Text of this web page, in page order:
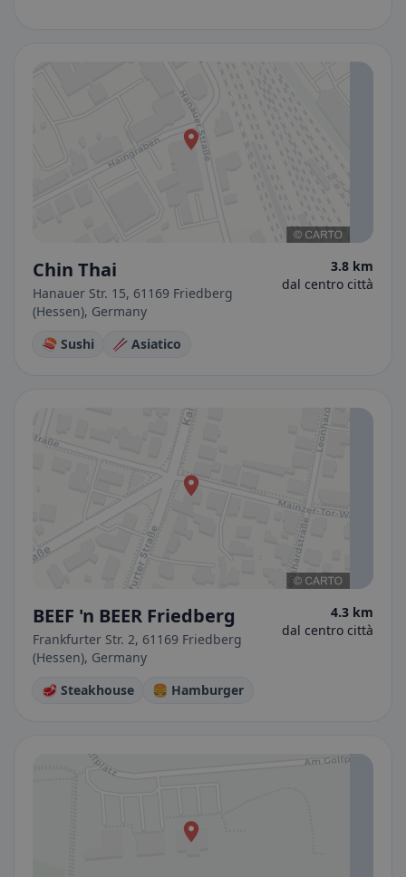
Chin Thai
Hanauer Str. 15, 61169 Friedberg
(Hessen), Germany
3.8 km
dal centro città
🍣 Sushi 🥢 Asiatico
BEEF 'n BEER Friedberg
Frankfurter Str. 2, 61169 Friedberg
(Hessen), Germany
4.3 km
dal centro città
🥩 Steakhouse 🍔 Hamburger